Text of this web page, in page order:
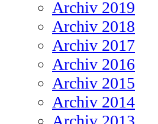
Archiv 2019
Archiv 2018
Archiv 2017
Archiv 2016
Archiv 2015
Archiv 2014